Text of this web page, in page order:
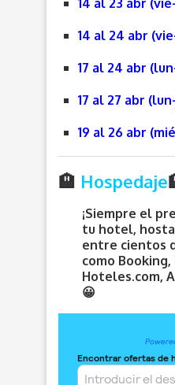
14 al 24 abr
17 al 24 abr
17 al 27 abr
19 al 26 abr
🏨 Hospedaje
¡Siempre el
tu hotel,
entre cientos
como Booking,
Hoteles.com,
😀